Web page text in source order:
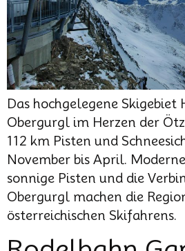
Das hochgelegene Skigebiet
Obergurgl im Herzen der
112 km Pisten und
November bis April.
sonnige Pisten und die
Obergurgl machen die
österreichischen Skifahrens.